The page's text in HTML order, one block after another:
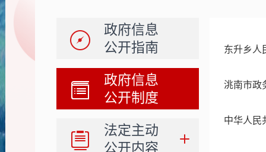
政府信息
公开指南
政府信息
公开制度
法定主动
公开内容
东升乡人
洮南市政
中华人民